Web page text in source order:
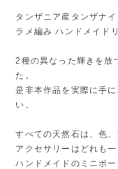
タンザニア産タンザナ
ラメ編み ハンドメイド
2種の異なった輝きを放
た。
是非本作品を実際に手
い。
すべての天然石は、色
アクセサリーはどれも一
ハンドメイドのミニポ